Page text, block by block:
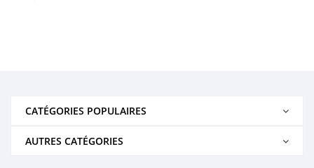
CATÉGORIES POPULAIRES
AUTRES CATÉGORIES